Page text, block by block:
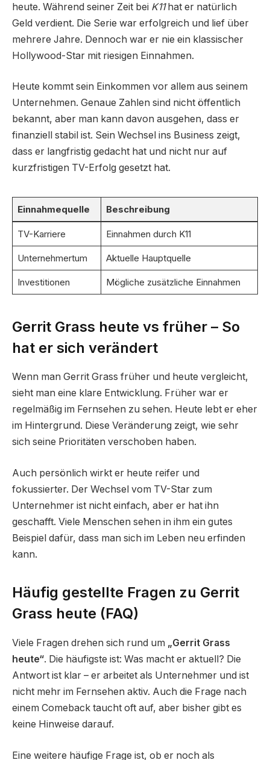
heute. Während seiner Zeit bei K11hat er natürlich
Geld verdient. Die Serie war erfolgreich und lief über
mehrere Jahre. Dennoch war er nie ein klassischer
Hollywood-Star mit riesigen Einnahmen.
Heute kommt sein Einkommen vor allem aus seinem
Unternehmen. Genaue Zahlen sind nicht öffentlich
bekannt, aber man kann davon ausgehen, dass er
finanziell stabil ist. Sein Wechsel ins Business zeigt,
dass er langfristig gedacht hat und nicht nur auf
kurzfristigen TV-Erfolg gesetzt hat.
Einnahmequelle Beschreibung
TV-Karriere Einnahmen durch K11
Unternehmertum Aktuelle Hauptquelle
Investitionen Mögliche zusätzliche Einnahmen
Gerrit Grass heute vs früher – So
hat er sich verändert
Wenn man Gerrit Grass früher und heute vergleicht,
sieht man eine klare Entwicklung. Früher war er
regelmäßig im Fernsehen zu sehen. Heute lebt er eher
im Hintergrund. Diese Veränderung zeigt, wie sehr
sich seine Prioritäten verschoben haben.
Auch persönlich wirkt er heute reifer und
fokussierter. Der Wechsel vom TV-Star zum
Unternehmer ist nicht einfach, aber er hat ihn
geschafft. Viele Menschen sehen in ihm ein gutes
Beispiel dafür, dass man sich im Leben neu erfinden
kann.
Häufig gestellte Fragen zu Gerrit
Grass heute (FAQ)
Viele Fragen drehen sich rund um „Gerrit Grass
heute“. Die häufigste ist: Was macht er aktuell? Die
Antwort ist klar – er arbeitet als Unternehmer und ist
nicht mehr im Fernsehen aktiv. Auch die Frage nach
einem Comeback taucht oft auf, aber bisher gibt es
keine Hinweise darauf.
Eine weitere häufige Frage ist, ob er noch als